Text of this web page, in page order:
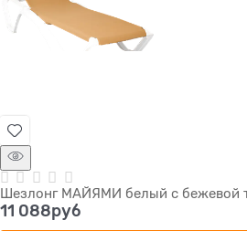
Шезлонг МАЙЯМИ белый с бежевой
11 088руб